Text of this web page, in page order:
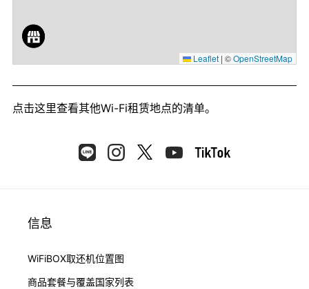
Leaflet | ©OpenStreetMap
点击这里查看其他Wi-Fi租赁地点的清单。
信息
WiFiBOX取还机位置图
商品套餐与覆盖国家列表